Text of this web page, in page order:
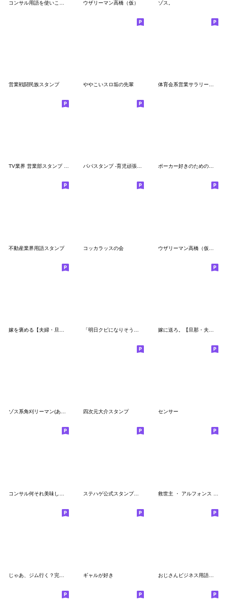
ウザリーマン高橋（仮） ゾス。
営業戦闘民族スタンプ ややこいスロ垢の先輩
TV業界 営業部スタンプ 【修正版】 パパスタンプ -育児頑張る編- ポーカー好きのためのスタンプ3
不動産業界用語スタンプ コッカラッスの会
嫁に送ろ。【旦那・夫婦】
ゾス系角刈リーマン(あの朝礼社畜営業会社) 四次元大介スタンプ センサー
ステハゲ公式スタンプ第2弾
ギャルが好き おじさんビジネス用語を使いこなすAI美女